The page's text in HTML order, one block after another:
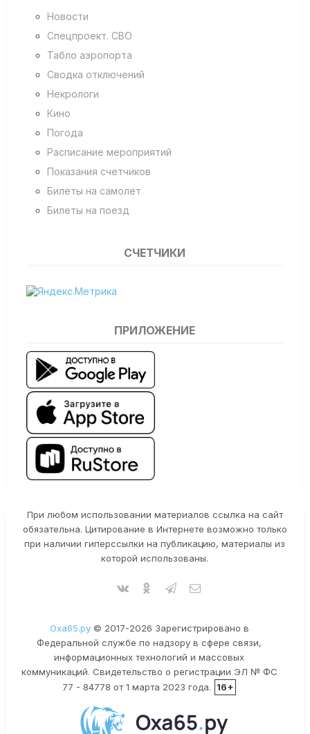
Новости
Спецпроект. СВО
Табло аэропорта
Сводка отключений
Некрологи
Кино
Погода
Расписание мероприятий
Показания счетчиков
Билеты на самолет
Билеты на поезд
СЧЕТЧИКИ
ПРИЛОЖЕНИЕ
При любом использовании материалов ссылка на сайт
обязательна. Цитирование в Интернете возможно только
при наличии гиперссылки на публикацию, материалы из
которой использованы.
Оха65.ру© 2017-2026 Зарегистрировано в
Федеральной службе по надзору в сфере связи,
информационных технологий и массовых
коммуникаций. Свидетельство о регистрации ЭЛ № ФС
77 - 84778 от 1 марта 2023 года.
16+